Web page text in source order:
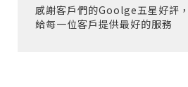
感謝客戶們的Goolge五星好評
給每一位客戶提供最好的服務